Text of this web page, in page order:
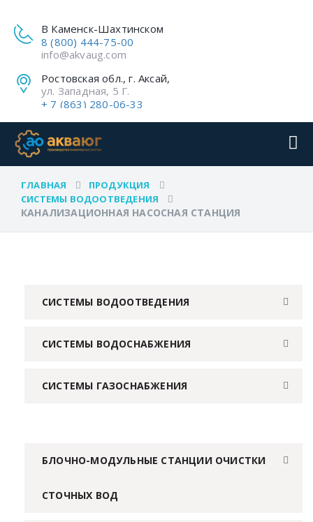
В Каменск-Шахтинском
8 (800) 444-75-00
info@akvaug.com
Ростовская обл., г. Аксай,
ул. Западная, 5 Г.
+ 7 (863) 280-06-33
ГЛАВНАЯ
ПРОДУКЦИЯ
СИСТЕМЫ ВОДООТВЕДЕНИЯ
КАНАЛИЗАЦИОННАЯ НАСОСНАЯ СТАНЦИЯ
СИСТЕМЫ ВОДООТВЕДЕНИЯ
СИСТЕМЫ ВОДОСНАБЖЕНИЯ
СИСТЕМЫ ГАЗОСНАБЖЕНИЯ
БЛОЧНО-МОДУЛЬНЫЕ СТАНЦИИ ОЧИСТКИ
СТОЧНЫХ ВОД